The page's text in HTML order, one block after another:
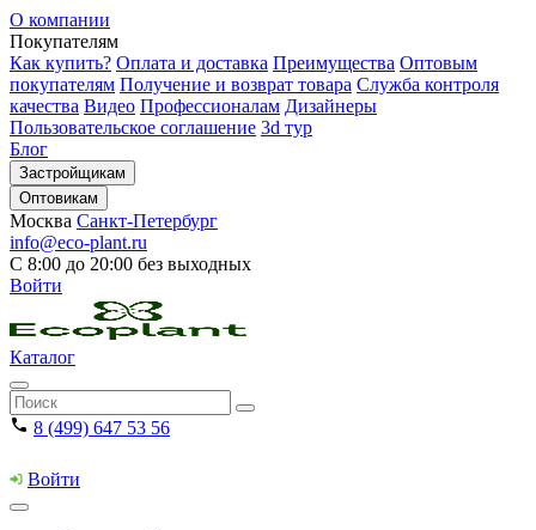
О компании
Покупателям
Как купить? Оплата и доставка Преимущества Оптовым
покупателям Получение и возврат товара Служба контроля
качества Видео Профессионалам Дизайнеры
Пользовательское соглашение 3d тур
Блог
Застройщикам
Оптовикам
Москва Санкт-Петербург
info@eco-plant.ru
С 8:00 до 20:00 без выходных
Войти
Каталог
8 (499) 647 53 56
Войти